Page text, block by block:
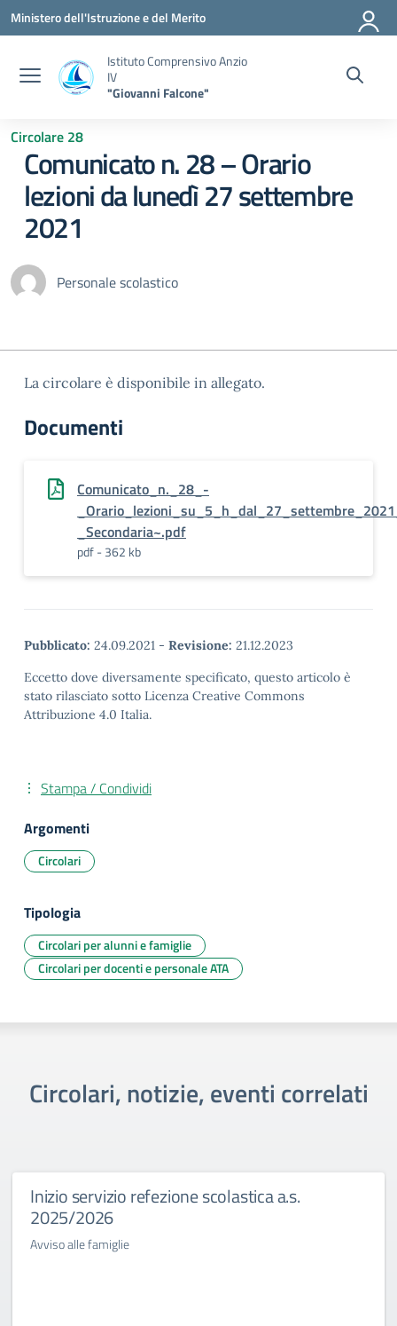
Vai ai contenuti
Vai al menu di navigazione
Vai al footer
Ministero dell'Istruzione e del Merito
Istituto Comprensivo Anzio
IV
"Giovanni Falcone"
Circolare 28
Comunicato n. 28 – Orario
lezioni da lunedì 27 settembre
2021
Personale scolastico
La circolare è disponibile in allegato.
Documenti
Comunicato_n._28_-
_Secondaria~.pdf
pdf - 362 kb
Pubblicato: 24.09.2021 - Revisione: 21.12.2023
Eccetto dove diversamente specificato, questo articolo è
stato rilasciato sotto Licenza Creative Commons
Attribuzione 4.0 Italia.
Stampa / Condividi
Argomenti
Circolari
Tipologia
Circolari per alunni e famiglie
Circolari per docenti e personale ATA
Circolari, notizie, eventi correlati
Inizio servizio refezione scolastica a.s.
2025/2026
Avviso alle famiglie